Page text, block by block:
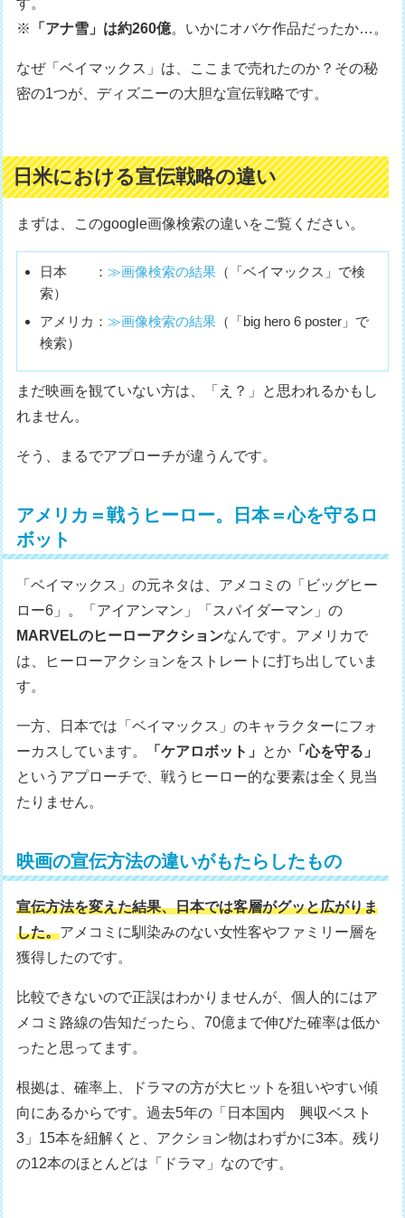
※
「アナ雪」は約260億。いかにオバケ作品だったか…。
なぜ「ベイマックス」は、ここまで売れたのか？その秘
密の1つが、ディズニーの大胆な宣伝戦略です。
日米における宣伝戦略の違い
まずは、このgoogle画像検索の違いをご覧ください。
日本 ：≫画像検索の結果 （「ベイマックス」で検
索）
アメリカ：≫画像検索の結果 （「big hero 6 poster」で
検索）
まだ映画を観ていない方は、「え？」と思われるかもし
れません。
そう、まるでアプローチが違うんです。
アメリカ＝戦うヒーロー。日本＝心を守るロ
ボット
「ベイマックス」の元ネタは、アメコミの「ビッグヒー
ロー6」。「アイアンマン」「スパイダーマン」の
MARVELのヒーローアクションなんです。アメリカで
は、ヒーローアクションをストレートに打ち出していま
す。
一方、日本では「ベイマックス」のキャラクターにフォ
ーカスしています。
「ケアロボット」 とか 「心を守る」
というアプローチで、戦うヒーロー的な要素は全く見当
たりません。
映画の宣伝方法の違いがもたらしたもの
宣伝方法を変えた結果、日本では客層がグッと広がりま
した。アメコミに馴染みのない女性客やファミリー層を
獲得したのです。
比較できないので正誤はわかりませんが、個人的にはア
メコミ路線の告知だったら、70億まで伸びた確率は低か
ったと思ってます。
根拠は、確率上、ドラマの方が大ヒットを狙いやすい傾
向にあるからです。過去5年の「日本国内 興収ベスト
3」15本を紐解くと、アクション物はわずかに3本。残り
の12本のほとんどは「ドラマ」なのです。